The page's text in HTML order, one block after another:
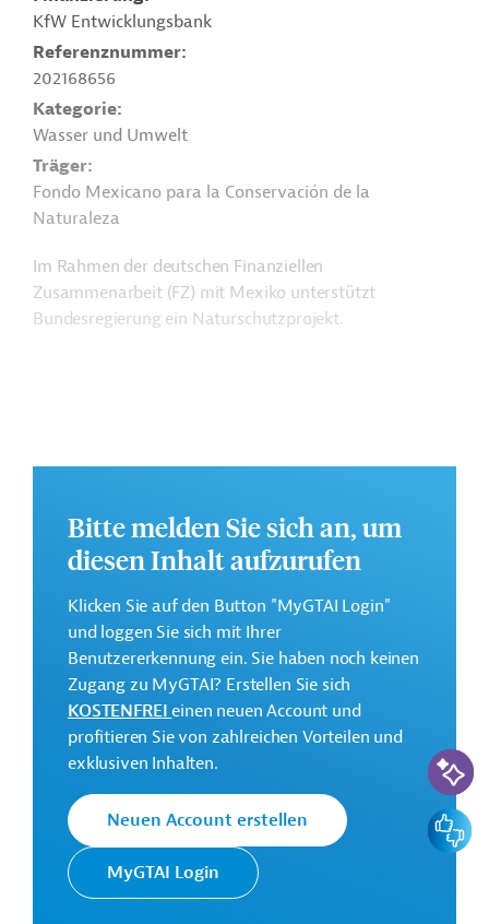
KfW Entwicklungsbank
Referenznummer
202168656
Kategorie
Wasser und Umwelt
Träger
Fondo Mexicano para la Conservación de la
Naturaleza
Im Rahmen der deutschen Finanziellen
Zusammenarbeit (FZ) mit Mexiko unterstützt
Bundesregierung ein Naturschutzprojekt.
beitragen, die Bergökosysteme in Nord- und
nachhaltige Bewirtschaftung und die faire Nutzung
natürlicher Ressourcen in den Naturschutzgebieten, in
Zusammenarbeit mit den Bewohnern, gestärkt.
Das Entwicklungsprojekt soll von Dezember 2022 bis
Juni 2029 durchgeführt werden. Die
Durchführungsdauer kann bis zu 6,5 Jahre betragen.
Geberbeitrag:
25 Millionen Euro (Zuschuss)
Kontaktadressen
Bitte melden Sie sich an, um
diesen Inhalt aufzurufen
Klicken Sie auf den Button "MyGTAI Login"
und loggen Sie sich mit Ihrer
Benutzererkennung ein. Sie haben noch keinen
Zugang zu MyGTAI? Erstellen Sie sich
KOSTENFREIeinen neuen Account und
profitieren Sie von zahlreichen Vorteilen und
exklusiven Inhalten.
Neuen Account erstellen
MyGTAI Login
KI-